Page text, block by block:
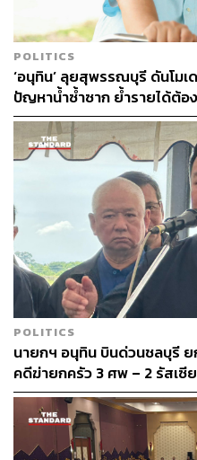
POLITICS
‘อนุทิน’ ลุยสุพรรณบุรี ดันโม
ปัญหาน้ำซ้ำซาก ย้ำรายได้ต้อ
นายทุน
POLITICS
นายกฯ อนุทิน บินด่วนชลบุรี
คดีฆ่ายกครัว 3 ศพ – 2 รัสเซี
เสียง